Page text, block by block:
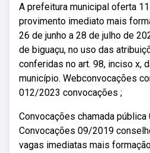
A prefeitura municipal oferta
provimento imediato mais
26 de junho a 28 de julho de
de biguaçu, no uso das
conferidas no art. 98, inciso x,
município. Webconvocações
012/2023 convocações ;
Convocações chamada
Convocações 09/2019
vagas imediatas mais